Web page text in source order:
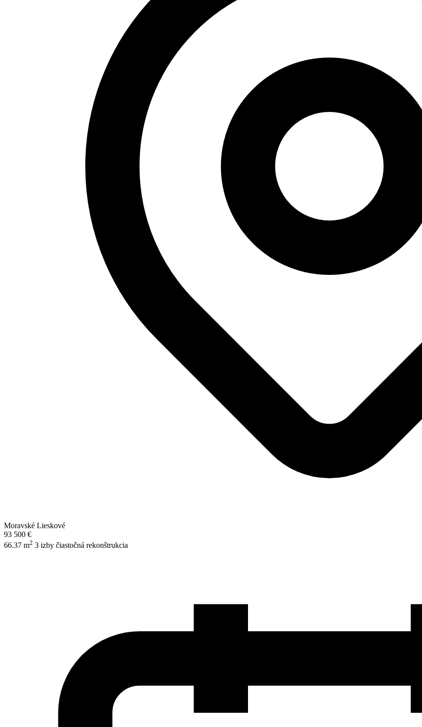
Moravské Lieskové
93 500 €
66.37 m2 3 izby čiastočná rekonštrukcia